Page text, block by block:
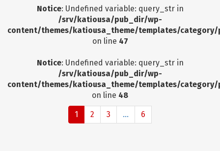
Notice: Undefined variable: query_str in
/srv/katiousa/pub_dir/wp-
content/themes/katiousa_theme/templates/
on line 47
Notice: Undefined variable: query_str in
/srv/katiousa/pub_dir/wp-
content/themes/katiousa_theme/templates/
on line 48
1 2 3 ... 6